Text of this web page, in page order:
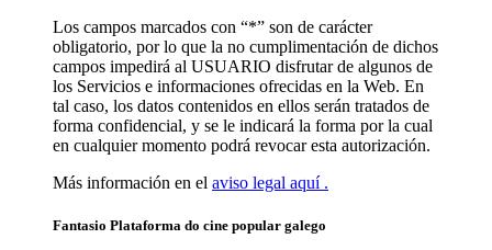
Los campos marcados con “*” son de carácter
obligatorio, por lo que la no cumplimentación de dichos
campos impedirá al USUARIO disfrutar de algunos de
los Servicios e informaciones ofrecidas en la Web. En
tal caso, los datos contenidos en ellos serán tratados de
forma confidencial, y se le indicará la forma por la cual
en cualquier momento podrá revocar esta autorización.
Más información en el aviso legal aquí .
Fantasio Plataforma do cine popular galego